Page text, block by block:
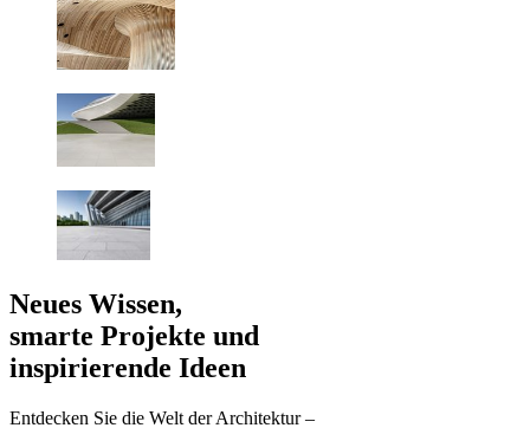
Neues Wissen,
smarte Projekte und
inspirierende Ideen
Entdecken Sie die Welt der Architektur –